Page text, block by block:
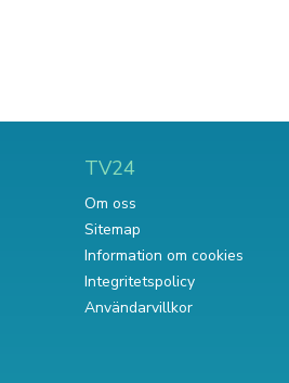
TV24
Om oss
Sitemap
Information om cookies
Integritetspolicy
Användarvillkor